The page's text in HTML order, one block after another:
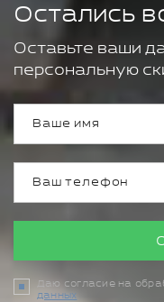
Остались
Оставьте ваши
персональную
Даю согласие на
данных